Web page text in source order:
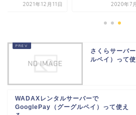
2021年12月11日 2020年7
さくらサーバ
ルペイ）って
WADAXレンタルサーバーで
GooglePay（グーグルペイ）って使え